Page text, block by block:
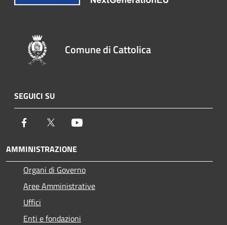
Comune di Cattolica
SEGUICI SU
Facebook Twitter
AMMINISTRAZIONE
Organi di Governo
Aree Amministrative
Uffici
Enti e fondazioni